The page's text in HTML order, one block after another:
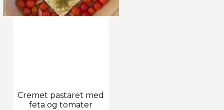
Cremet pastaret med
feta og tomater